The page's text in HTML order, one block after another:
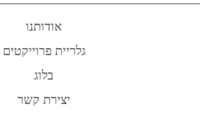
אודותנו
גלריית פרוייקטים
בלוג
יצירת קשר